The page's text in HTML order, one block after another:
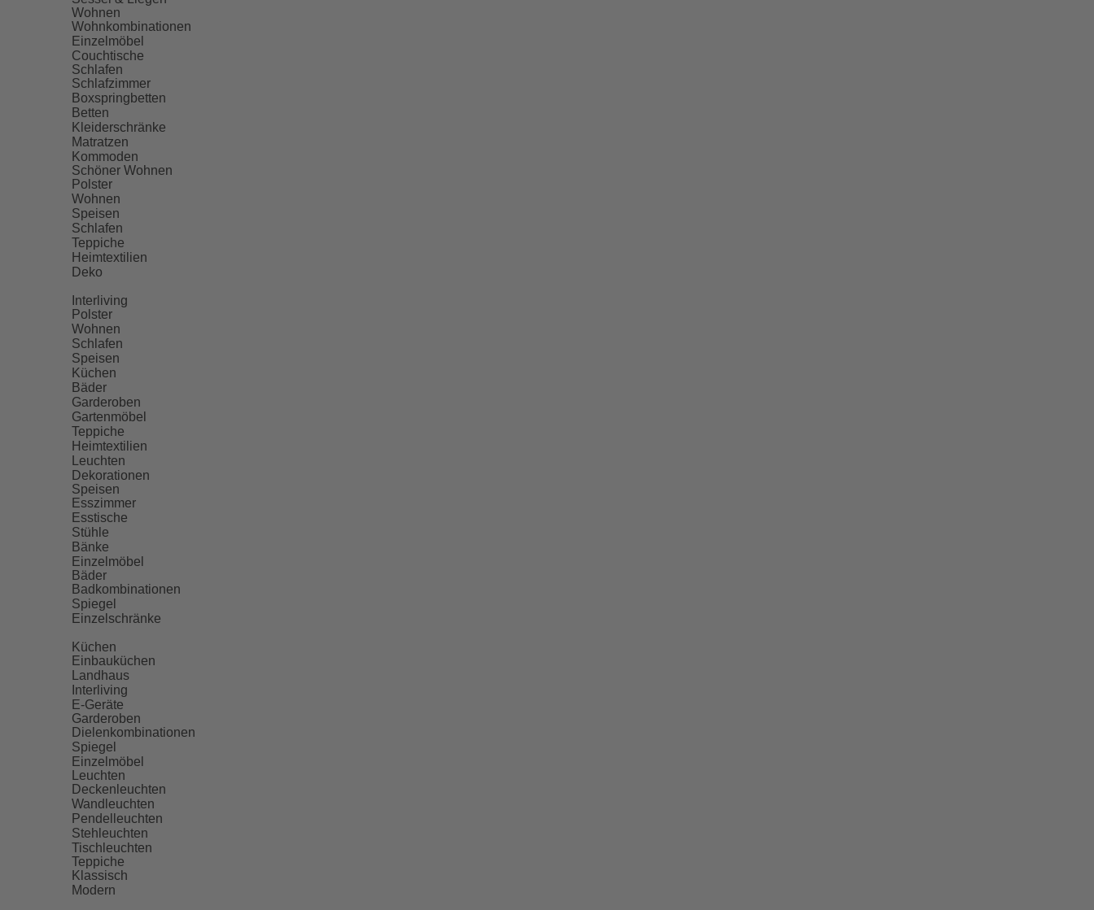
Wohnen
Wohnkombinationen
Einzelmöbel
Couchtische
Schlafen
Schlafzimmer
Boxspringbetten
Betten
Kleiderschränke
Matratzen
Kommoden
Schöner Wohnen
Polster
Wohnen
Speisen
Schlafen
Teppiche
Heimtextilien
Deko
Interliving
Polster
Wohnen
Schlafen
Speisen
Küchen
Bäder
Garderoben
Gartenmöbel
Teppiche
Heimtextilien
Leuchten
Dekorationen
Speisen
Esszimmer
Esstische
Stühle
Bänke
Einzelmöbel
Bäder
Badkombinationen
Spiegel
Einzelschränke
Küchen
Einbauküchen
Landhaus
Interliving
E-Geräte
Garderoben
Dielenkombinationen
Spiegel
Einzelmöbel
Leuchten
Deckenleuchten
Wandleuchten
Pendelleuchten
Stehleuchten
Tischleuchten
Teppiche
Klassisch
Modern